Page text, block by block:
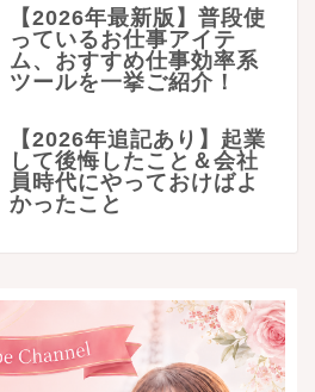
【2026年最新版】普段使
っているお仕事アイテ
ム、おすすめ仕事効率系
ツールを一挙ご紹介！
【2026年追記あり】起業
して後悔したこと＆会社
員時代にやっておけばよ
かったこと